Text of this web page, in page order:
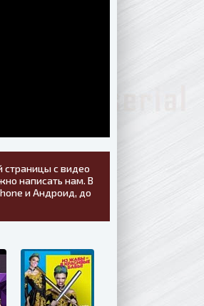
с видео
написать нам. В
и Андроид, до